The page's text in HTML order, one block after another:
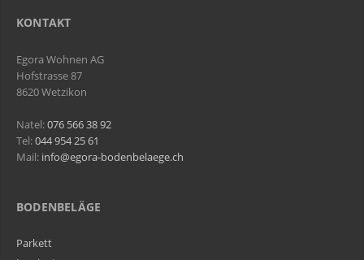
KONTAKT
Egora Wohnen AG
Hofstrasse 87
8620 Wetzikon
Natel:076 566 38 92
Tel:044 954 25 61
Mail: info@egora-bodenbelaege.ch
BODENBELÄGE
Parkett